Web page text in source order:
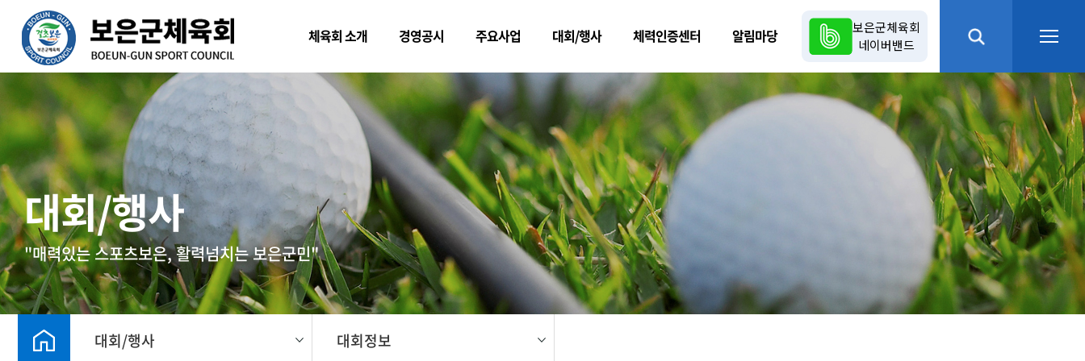
본문 바로가기
체육회 소개 경영공시 주요사업 대회/행사 체력인증센터 알림마당
보은군체육회
네이버밴드
메뉴
열기
열기
대회/행사
"매력있는 스포츠보은, 활력넘치는 보은군민"
대회/행사 대회정보